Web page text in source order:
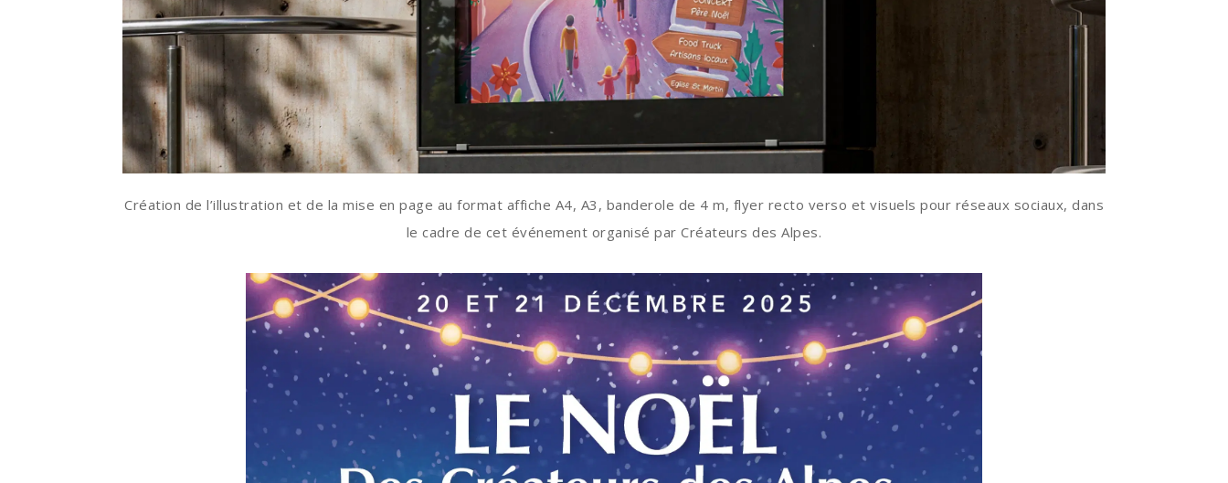
Création de l’illustration et de la mise en page au format affiche A4, A3, banderole de 4 m, flyer recto verso et visuels pour réseaux sociaux, dans
le cadre de cet événement organisé par Créateurs des Alpes.